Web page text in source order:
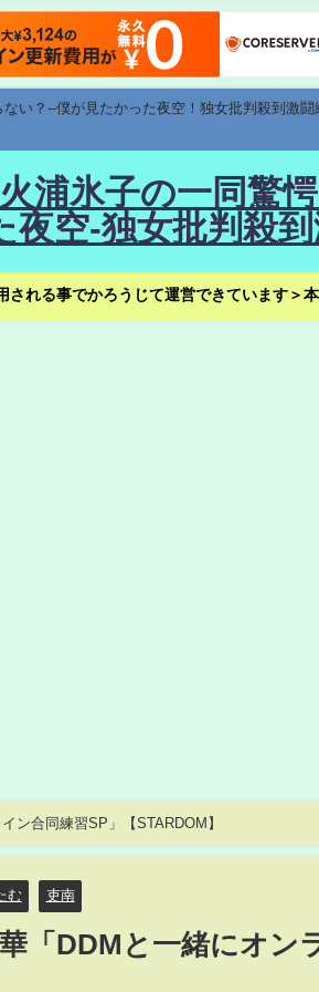
い？--僕が見たかった夜空！独女批判殺到激
浦氷子の一同驚
空-独女批判殺
れる事でかろうじて運営できています＞
ン合同練習SP」【STARDOM】
む 吏南
「DDMと一緒にオン